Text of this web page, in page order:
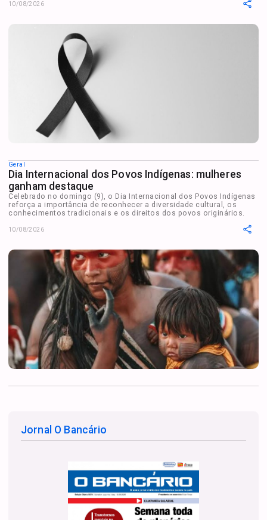
10/08/2026
Geral
Dia Internacional dos Povos Indígenas: mulheres
ganham destaque
Celebrado no domingo (9), o Dia Internacional dos Povos Indígenas
reforça a importância de reconhecer a diversidade cultural, os
conhecimentos tradicionais e os direitos dos povos originários.
10/08/2026
Jornal O Bancário